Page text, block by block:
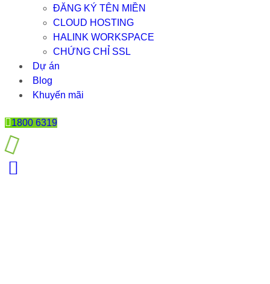
ĐĂNG KÝ TÊN MIỀN
CLOUD HOSTING
HALINK WORKSPACE
CHỨNG CHỈ SSL
Dự án
Blog
Khuyến mãi
1800 6319